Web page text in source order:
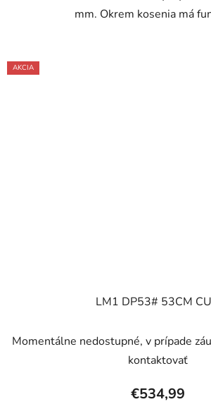
mm. Okrem kosenia má
AKCIA
LM1 DP53# 53CM
Momentálne nedostupné, v prípade
kontaktovať
€534,99